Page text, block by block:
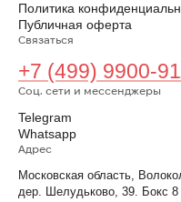
Политика
Публичная оферта
Связаться
+7 (499) 9900-
Соц. сети и мессенджеры
Telegram
Whatsapp
Адрес
Московская область,
дер. Шелудьково, 39. Бокс 8